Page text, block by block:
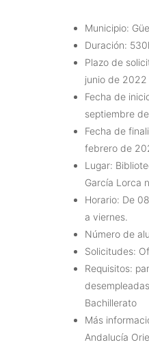
Municipio:
Duración:
Plazo de
junio de 2022
Fecha de
septiembre
Fecha de
febrero de
Lugar:
García Lorca
Horario: De
a viernes.
Número de
Solicitudes:
Requisitos:
Bachillerato
Más
Andalucía